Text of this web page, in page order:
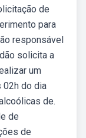
de
para
responsável
solicita a
um
02h do dia
de.
de
de